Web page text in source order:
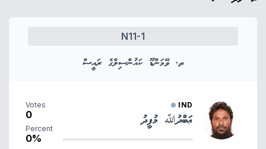
N11-1
ތ. ވޭމަންޑޫ ކައުންސިލްގެ ރައީސް
IND
ޢަބްދުﷲ މުފީދު
Votes
0
Percent
0%